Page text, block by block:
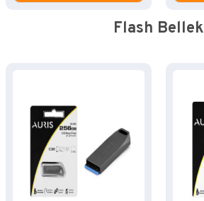
Flash Bellek